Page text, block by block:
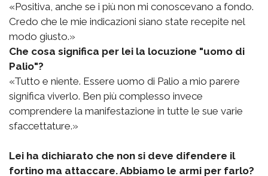
«Positiva, anche se i più non mi conoscevano a fondo.
Credo che le mie indicazioni siano state recepite nel
modo giusto.»
Che cosa significa per lei la locuzione "uomo di
Palio"?
«Tutto e niente. Essere uomo di Palio a mio parere
significa viverlo. Ben più complesso invece
comprendere la manifestazione in tutte le sue varie
sfaccettature.»
Lei ha dichiarato che non si deve difendere il
fortino ma attaccare. Abbiamo le armi per farlo?